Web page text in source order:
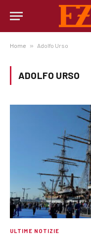
Home » Adolfo Urso
ADOLFO URSO
ULTIME NOTIZIE